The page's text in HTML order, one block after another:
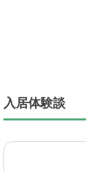
入居体験談